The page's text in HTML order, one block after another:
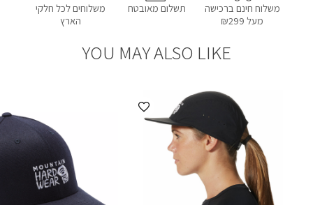
משלוח חינם ברכישה
מעל ₪299
תשלום מאובטח
משלוחים לכל חלקי
הארץ
YOU MAY ALSO LIKE
הוספה למועדפים